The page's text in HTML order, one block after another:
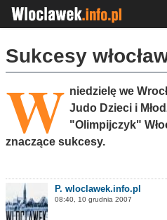
Sukcesy
W niedzielę we
Judo Dzieci i
"Olimpijczyk"
znaczące sukcesy.
P. wloclawek.info.pl
08:40, 10 grudnia 2007